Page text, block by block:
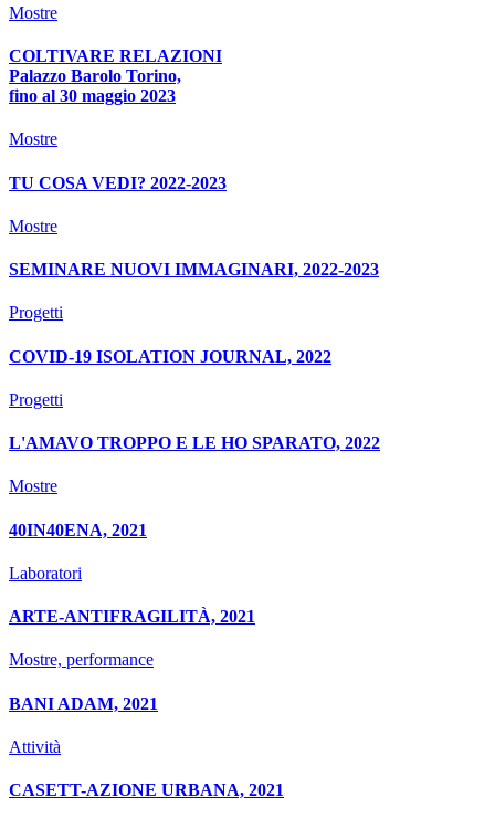
Mostre
COLTIVARE RELAZIONI
Palazzo Barolo Torino,
fino al 30 maggio 2023
Mostre
TU COSA VEDI? 2022-2023
Mostre
SEMINARE NUOVI IMMAGINARI, 2022-2023
Progetti
COVID-19 ISOLATION JOURNAL, 2022
Progetti
L'AMAVO TROPPO E LE HO SPARATO, 2022
Mostre
40IN40ENA, 2021
Laboratori
ARTE-ANTIFRAGILITÀ, 2021
Mostre, performance
BANI ADAM, 2021
Attività
CASETT-AZIONE URBANA, 2021